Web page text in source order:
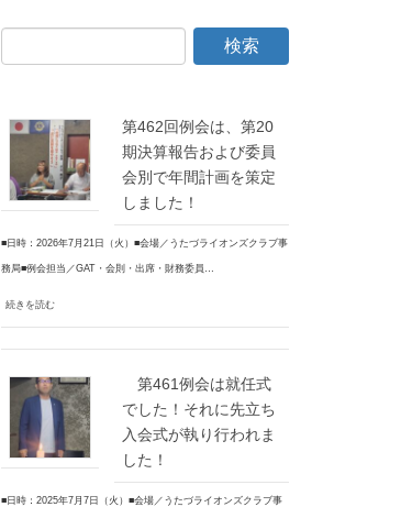
第462回例会は、第20
期決算報告および委員
会別で年間計画を策定
しました！
■日時：2026年7月21日（火）■会場／うたづライオンズクラブ事
務局■例会担当／GAT・会則・出席・財務委員…
続きを読む
第461例会は就任式
でした！それに先立ち
入会式が執り行われま
した！
■日時：2025年7月7日（火）■会場／うたづライオンズクラブ事